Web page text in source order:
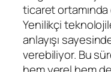
ticaret
Yenilikçi
anlayışı
verebiliyor. Bu